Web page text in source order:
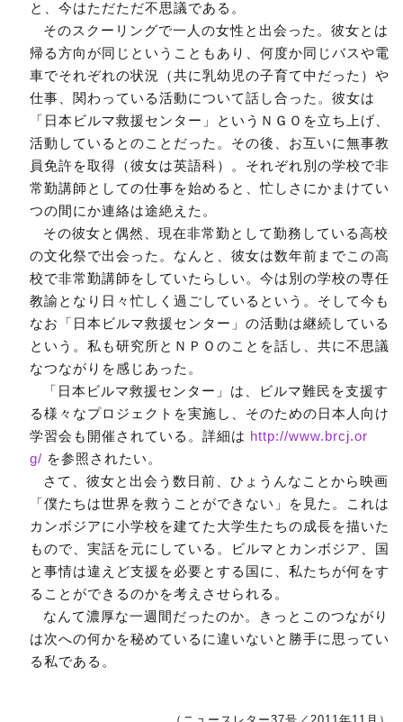
と、今はただただ不思議である。
そのスクーリングで一人の女性と出会った。彼女とは
帰る方向が同じということもあり、何度か同じバスや電
車でそれぞれの状況（共に乳幼児の子育て中だった）や
仕事、関わっている活動について話し合った。彼女は
「日本ビルマ救援センター」というＮＧＯを立ち上げ、
活動しているとのことだった。その後、お互いに無事教
員免許を取得（彼女は英語科）。それぞれ別の学校で非
常勤講師としての仕事を始めると、忙しさにかまけてい
つの間にか連絡は途絶えた。
その彼女と偶然、現在非常勤として勤務している高校
の文化祭で出会った。なんと、彼女は数年前までこの高
校で非常勤講師をしていたらしい。今は別の学校の専任
教諭となり日々忙しく過ごしているという。そして今も
なお「日本ビルマ救援センター」の活動は継続している
という。私も研究所とＮＰＯのことを話し、共に不思議
なつながりを感じあった。
「日本ビルマ救援センター」は、ビルマ難民を支援す
る様々なプロジェクトを実施し、そのための日本人向け
学習会も開催されている。詳細は http://www.brcj.or
g/ を参照されたい。
さて、彼女と出会う数日前、ひょうんなことから映画
「僕たちは世界を救うことができない」を見た。これは
カンボジアに小学校を建てた大学生たちの成長を描いた
もので、実話を元にしている。ビルマとカンボジア、国
と事情は違えど支援を必要とする国に、私たちが何をす
ることができるのかを考えさせられる。
なんて濃厚な一週間だったのか。きっとこのつながり
は次への何かを秘めているに違いないと勝手に思ってい
る私である。